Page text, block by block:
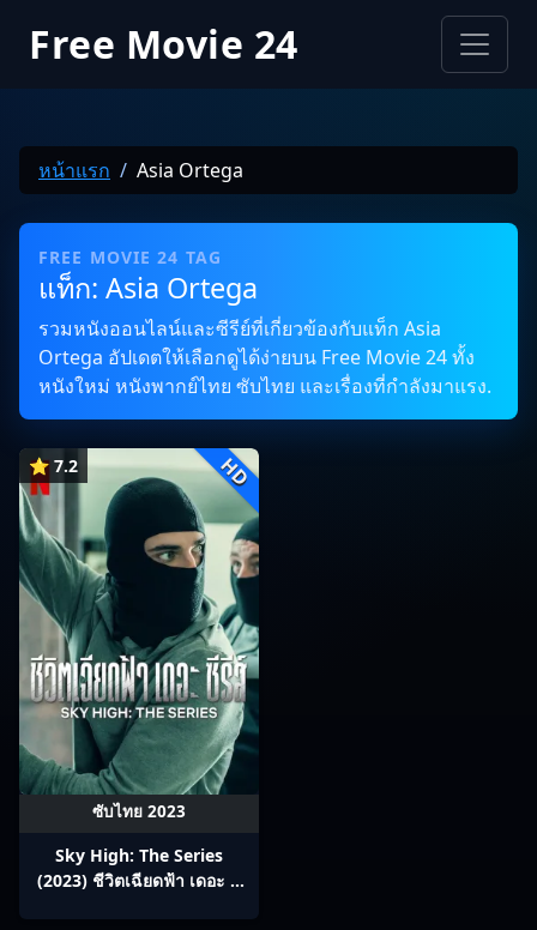
Free Movie 24
หน้าแรก Asia Ortega
FREE MOVIE 24 TAG
แท็ก: Asia Ortega
รวมหนังออนไลน์และซีรีย์ที่เกี่ยวข้องกับแท็ก Asia
Ortega อัปเดตให้เลือกดูได้ง่ายบน Free Movie 24 ทั้ง
หนังใหม่ หนังพากย์ไทย ซับไทย และเรื่องที่กำลังมาแรง.
⭐ 7.2 HD
ซับไทย 2023
Sky High: The Series
(2023) ชีวิตเฉียดฟ้า เดอะ ซี